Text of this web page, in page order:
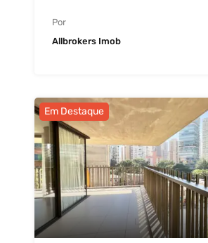
Por
Allbrokers Imob
Em Destaque